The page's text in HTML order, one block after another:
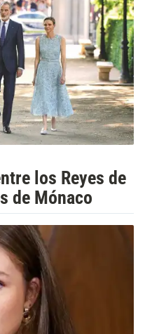
los Reyes de
de Mónaco